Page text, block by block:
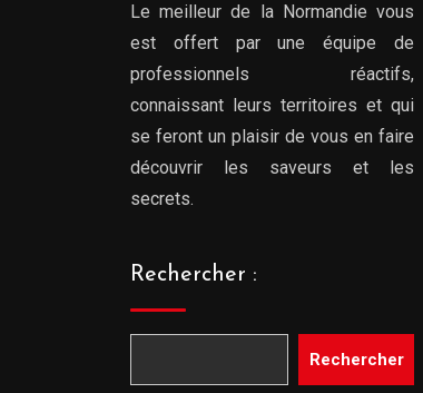
Le meilleur de la Normandie vous
est offert par une équipe de
professionnels réactifs,
connaissant leurs territoires et qui
se feront un plaisir de vous en faire
découvrir les saveurs et les
secrets.
Rechercher :
Rechercher